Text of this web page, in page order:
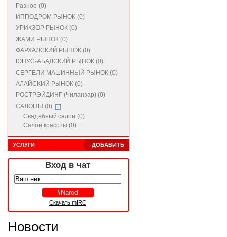
Разное (0)
ИППОДРОМ РЫНОК (0)
УРИКЗОР РЫНОК (0)
ЖАМИ РЫНОК (0)
ФАРХАДСКИЙ РЫНОК (0)
ЮНУС-АБАДСКИЙ РЫНОК (0)
СЕРГЕЛИ МАШИННЫЙ РЫНОК (0)
АЛАЙСКИЙ РЫНОК (0)
РОСТРЭЙДИНГ (Чиланзар) (0)
САЛОНЫ (0)
Свадебный салон (0)
Салон красоты (0)
ДОБАВИТЬ
УСЛУГИ
Вход в чат
Скачать mIRC
Новости